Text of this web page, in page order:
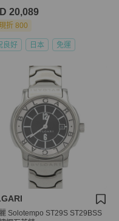
20,089
折 800
良好 日本 免運
Solotempo ST29S ST29BSS